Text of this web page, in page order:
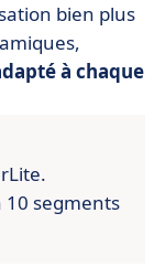
bien plus
à chaque
10 segments